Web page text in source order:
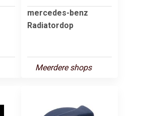
mercedes-benz
Radiatordop
Meerdere shops